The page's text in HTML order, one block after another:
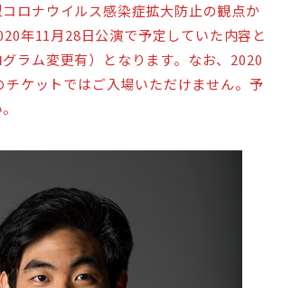
ロナウイルス感染症拡大防止の観点か
年11月28日公演で予定していた内容と
ラム変更有）となります。なお、2020
チケットではご入場いただけません。予